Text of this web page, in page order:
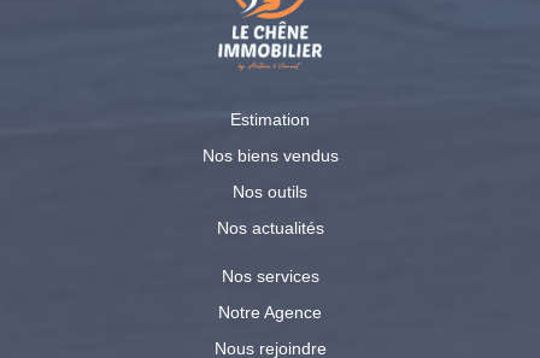
Estimation
Nos biens vendus
Nos outils
Nos actualités
Nos services
Notre Agence
Nous rejoindre